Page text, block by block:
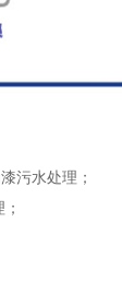
污水处理；